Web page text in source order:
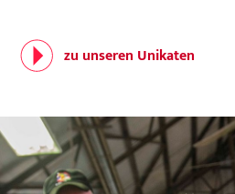
zu unseren Unikaten